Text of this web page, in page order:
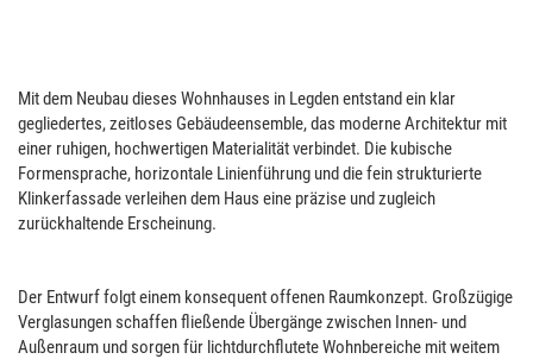
Mit dem Neubau dieses Wohnhauses in Legden entstand ein klar
gegliedertes, zeitloses Gebäudeensemble, das moderne Architektur mit
einer ruhigen, hochwertigen Materialität verbindet. Die kubische
Formensprache, horizontale Linienführung und die fein strukturierte
Klinkerfassade verleihen dem Haus eine präzise und zugleich
zurückhaltende Erscheinung.
Der Entwurf folgt einem konsequent offenen Raumkonzept. Großzügige
Verglasungen schaffen fließende Übergänge zwischen Innen- und
Außenraum und sorgen für lichtdurchflutete Wohnbereiche mit weitem